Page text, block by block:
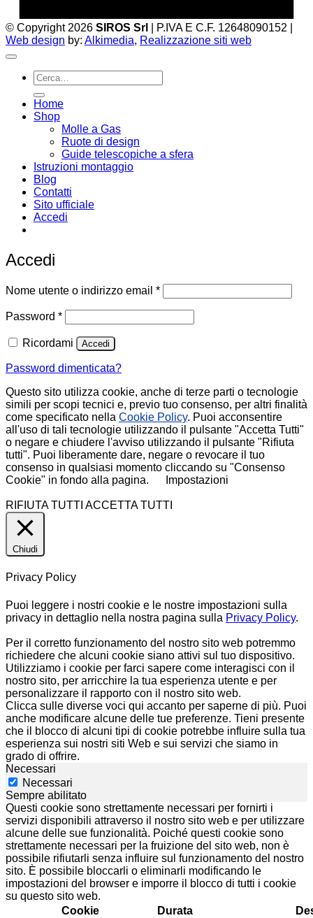
© Copyright 2026 SIROS Srl
| P.IVA E C.F. 12648090152 |
Web design by: Alkimedia, Realizzazione siti web
Cerca:
Home
Shop
Molle a Gas
Ruote di design
Guide telescopiche a sfera
Istruzioni montaggio
Blog
Contatti
Sito ufficiale
Accedi
Accedi
Nome utente o indirizzo email *Richiesto
Password *Richiesto
Ricordami Accedi
Password dimenticata?
Questo sito utilizza cookie, anche di terze parti o tecnologie
simili per scopi tecnici e, previo tuo consenso, per altri finalità
come specificato nella Cookie Policy. Puoi acconsentire
all'uso di tali tecnologie utilizzando il pulsante "Accetta Tutti"
o negare e chiudere l'avviso utilizzando il pulsante "Rifiuta
tutti". Puoi liberamente dare, negare o revocare il tuo
consenso in qualsiasi momento cliccando su "Consenso
Cookie" in fondo alla pagina.
Impostazioni
RIFIUTA TUTTI ACCETTA TUTTI
Chiudi
Privacy Policy
Puoi leggere i nostri cookie e le nostre impostazioni sulla
privacy in dettaglio nella nostra pagina sulla Privacy Policy.
Per il corretto funzionamento del nostro sito web potremmo
richiedere che alcuni cookie siano attivi sul tuo dispositivo.
Utilizziamo i cookie per farci sapere come interagisci con il
nostro sito, per arricchire la tua esperienza utente e per
personalizzare il rapporto con il nostro sito web.
Clicca sulle diverse voci qui accanto per saperne di più. Puoi
anche modificare alcune delle tue preferenze. Tieni presente
che il blocco di alcuni tipi di cookie potrebbe influire sulla tua
esperienza sui nostri siti Web e sui servizi che siamo in
grado di offrire.
Necessari
Necessari
Sempre abilitato
Questi cookie sono strettamente necessari per fornirti i
servizi disponibili attraverso il nostro sito web e per utilizzare
alcune delle sue funzionalità. Poiché questi cookie sono
strettamente necessari per la fruizione del sito web, non è
possibile rifiutarli senza influire sul funzionamento del nostro
sito. È possibile bloccarli o eliminarli modificando le
impostazioni del browser e imporre il blocco di tutti i cookie
su questo sito web.
Cookie
Durata